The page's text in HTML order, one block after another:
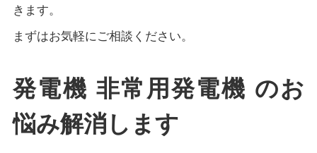
きます。
まずはお気軽にご相談ください。
発電機 非常用発電機 のお
悩み解消します